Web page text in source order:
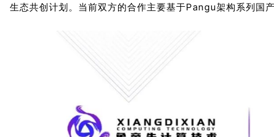
生态共创计划。当前双方的合作主要基于Pangu架构系列国